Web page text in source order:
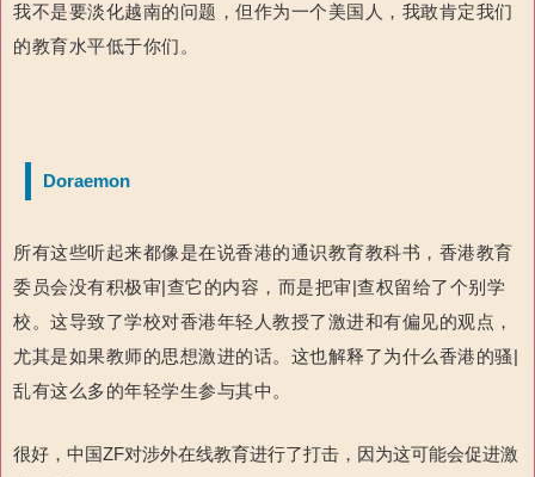
我不是要淡化越南的问题，但作为一个美国人，我敢肯定我们
的教育水平低于你们。
Doraemon
所有这些听起来都像是在说香港的通识教育教科书，香港教育
委员会没有积极审|查它的内容，而是把审|查权留给了个别学
校。这导致了学校对香港年轻人教授了激进和有偏见的观点，
尤其是如果教师的思想激进的话。这也解释了为什么香港的骚|
乱有这么多的年轻学生参与其中。
很好，中国ZF对涉外在线教育进行了打击，因为这可能会促进激